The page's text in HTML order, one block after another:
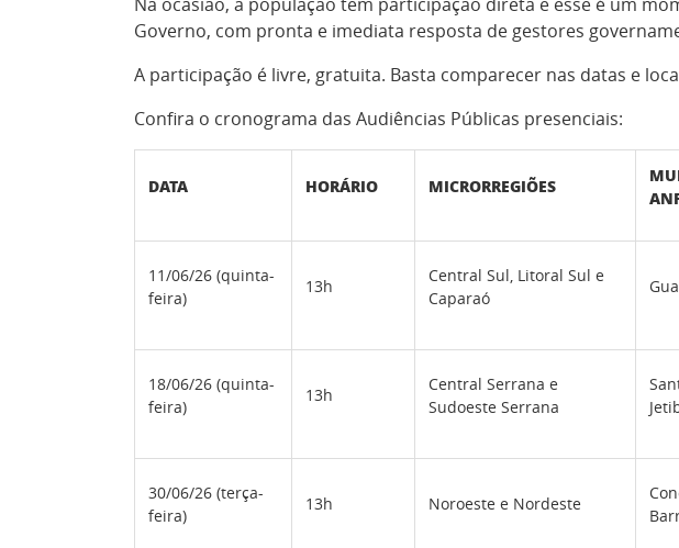
Governo, com pronta e imediata resposta de gestores
A participação é livre, gratuita. Basta comparecer nas datas e
Confira o cronograma das Audiências Públicas presenciais:
DATA HORÁRIO MICRORREGIÕES
11/06/26 (quinta-
feira)
13h
Central Sul, Litoral Sul e
Caparaó
18/06/26 (quinta-
feira)
13h
Central Serrana e
Sudoeste Serrana
30/06/26 (terça-
feira)
13h Noroeste e Nordeste